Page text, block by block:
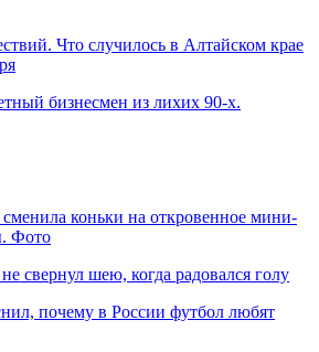
Что случилось в Алтайском крае
бизнесмен из лихих 90-х.
коньки на откровенное мини-
Фото
свернул шею, когда радовался голу
почему в России футбол любят